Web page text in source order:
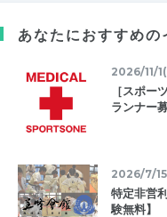
あなたにおすすめの
2026/11/
［スポ
ランナー
2026/7/
特定非営
験無料】